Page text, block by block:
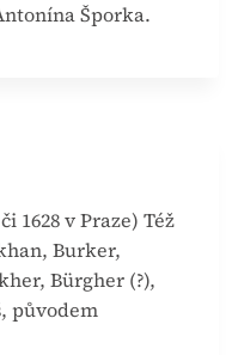
Šporka.
1628 v Praze) Též
Burker,
Bürgher (?),
původem